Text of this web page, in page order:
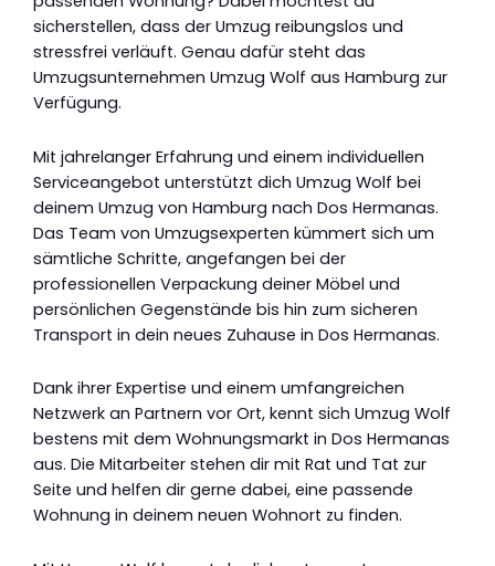
sicherstellen, dass der Umzug reibungslos und
stressfrei verläuft. Genau dafür steht das
Umzugsunternehmen Umzug Wolf aus Hamburg zur
Verfügung.
Mit jahrelanger Erfahrung und einem individuellen
Serviceangebot unterstützt dich Umzug Wolf bei
deinem Umzug von Hamburg nach Dos Hermanas.
Das Team von Umzugsexperten kümmert sich um
sämtliche Schritte, angefangen bei der
professionellen Verpackung deiner Möbel und
persönlichen Gegenstände bis hin zum sicheren
Transport in dein neues Zuhause in Dos Hermanas.
Dank ihrer Expertise und einem umfangreichen
Netzwerk an Partnern vor Ort, kennt sich Umzug Wolf
bestens mit dem Wohnungsmarkt in Dos Hermanas
aus. Die Mitarbeiter stehen dir mit Rat und Tat zur
Seite und helfen dir gerne dabei, eine passende
Wohnung in deinem neuen Wohnort zu finden.